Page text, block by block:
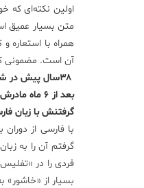
اولین نکته‌ای که
متن بسیار عمیق
همراه با
آن است. مضمونی که
بعد از ۶
گرفتنش با زبان
با فارسی از
بسیار از «خاشور»